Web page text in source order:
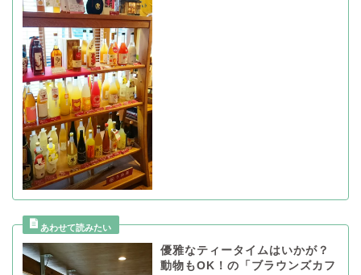
優雅なティータイムはいかが？
動物もOK！の「ブラウンズカフ